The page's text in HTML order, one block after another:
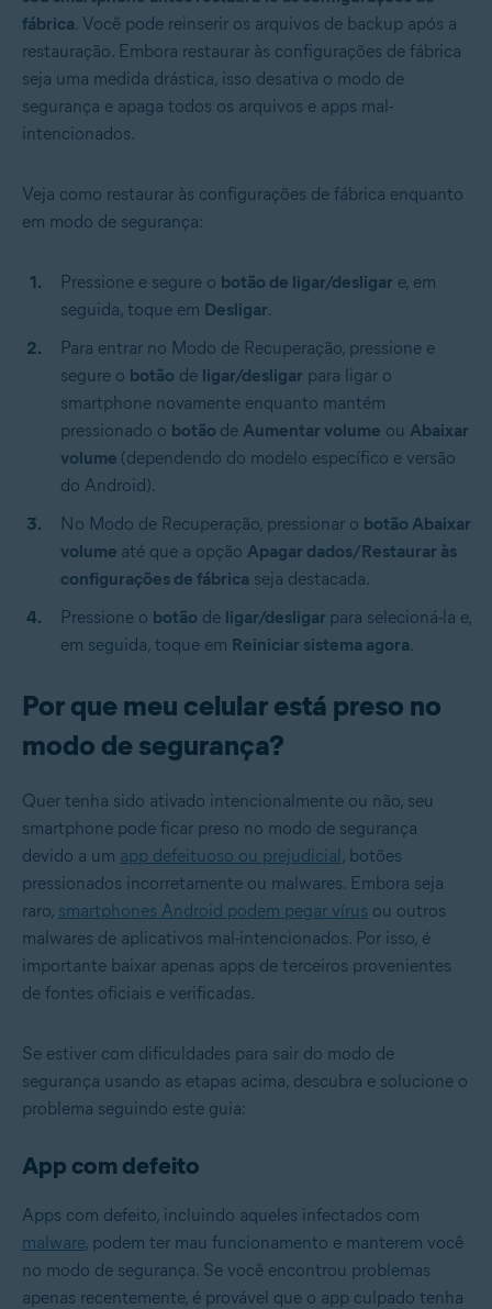
fábrica. Você pode reinserir os arquivos de backup após a
restauração. Embora restaurar às configurações de fábrica
seja uma medida drástica, isso desativa o modo de
segurança e apaga todos os arquivos e apps mal-
intencionados.
Veja como restaurar às configurações de fábrica enquanto
em modo de segurança:
Pressione e segure o botão de ligar/desligar e, em
seguida, toque em Desligar.
Para entrar no Modo de Recuperação, pressione e
segure o botão de ligar/desligar para ligar o
smartphone novamente enquanto mantém
pressionado o botão de Aumentar volume ou Abaixar
volume (dependendo do modelo específico e versão
do Android).
No Modo de Recuperação, pressionar o botão Abaixar
volume até que a opção Apagar dados/Restaurar às
configurações de fábrica seja destacada.
Pressione o botão de ligar/desligar para selecioná-la e,
em seguida, toque em Reiniciar sistema agora.
Por que meu celular está preso no
modo de segurança?
Quer tenha sido ativado intencionalmente ou não, seu
smartphone pode ficar preso no modo de segurança
devido a um app defeituoso ou prejudicial , botões
pressionados incorretamente ou malwares. Embora seja
raro, smartphones Android podem pegar vírus ou outros
malwares de aplicativos mal-intencionados. Por isso, é
importante baixar apenas apps de terceiros provenientes
de fontes oficiais e verificadas.
Se estiver com dificuldades para sair do modo de
segurança usando as etapas acima, descubra e solucione o
problema seguindo este guia:
App com defeito
Apps com defeito, incluindo aqueles infectados com
malware, podem ter mau funcionamento e manterem você
no modo de segurança. Se você encontrou problemas
apenas recentemente, é provável que o app culpado tenha